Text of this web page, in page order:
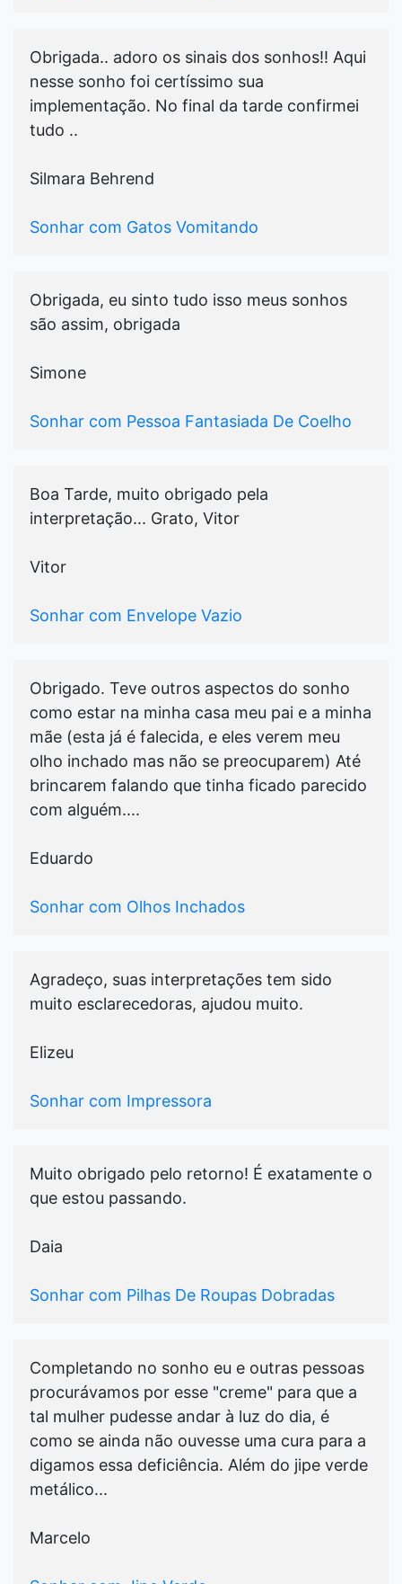
Obrigada.. adoro os sinais dos sonhos!! Aqui
nesse sonho foi certíssimo sua
implementação. No final da tarde confirmei
tudo ..
Silmara Behrend
Sonhar com Gatos Vomitando
Obrigada, eu sinto tudo isso meus sonhos
são assim, obrigada
Simone
Sonhar com Pessoa Fantasiada De Coelho
Boa Tarde, muito obrigado pela
interpretação... Grato, Vitor
Vitor
Sonhar com Envelope Vazio
Obrigado. Teve outros aspectos do sonho
como estar na minha casa meu pai e a minha
mãe (esta já é falecida, e eles verem meu
olho inchado mas não se preocuparem) Até
brincarem falando que tinha ficado parecido
com alguém....
Eduardo
Sonhar com Olhos Inchados
Agradeço, suas interpretações tem sido
muito esclarecedoras, ajudou muito.
Elizeu
Sonhar com Impressora
Muito obrigado pelo retorno! É exatamente o
que estou passando.
Daia
Sonhar com Pilhas De Roupas Dobradas
Completando no sonho eu e outras pessoas
procurávamos por esse "creme" para que a
tal mulher pudesse andar à luz do dia, é
como se ainda não ouvesse uma cura para a
digamos essa deficiência. Além do jipe verde
metálico...
Marcelo